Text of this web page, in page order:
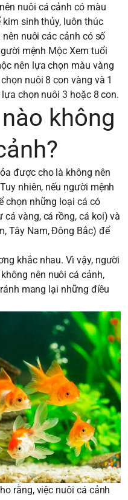
nuôi cá cảnh có màu
sinh thủy, luôn thúc
nuôi các cảnh có số
mệnh Mộc Xem tuổi
nên lựa chọn màu vàng
nuôi 8 con vàng và 1
chọn nuôi 3 hoặc 8 con.
không
được cho là không nên
nhiên, nếu người mệnh
chọn những loại cá có
vàng, cá rồng, cá koi) và
Tây Nam, Đông Bắc) để
khắc nhau. Vì vậy, người
nên nuôi cá cảnh,
mang lại những điều
rằng, việc nuôi cá cảnh